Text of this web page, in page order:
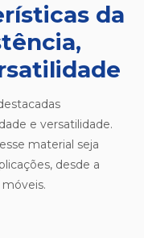
da
e versatilidade.
material seja
desde a